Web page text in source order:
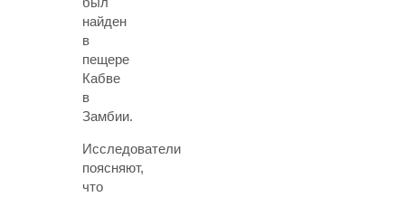
найден
в
пещере
Кабве
в
Замбии.
Исследователи
поясняют,
что